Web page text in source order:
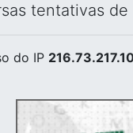
tentativas
do IP